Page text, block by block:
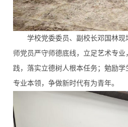
学校党委委员、副校长邓国林现
师党员严守师德底线，立足艺术专
践，落实立德树人根本任务；勉励
专业本领，争做新时代有为青年。